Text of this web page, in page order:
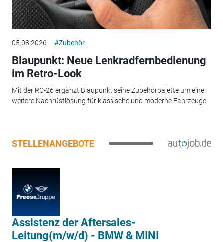
05.08.2026 #Zubehör
Blaupunkt: Neue Lenkradfernbedienung
im Retro-Look
Mit der RC-26 ergänzt Blaupunkt seine Zubehörpalette um eine
weitere Nachrüstlösung für klassische und moderne Fahrzeuge.
STELLENANGEBOTE
Assistenz der Aftersales-
Leitung(m/w/d) - BMW & MINI